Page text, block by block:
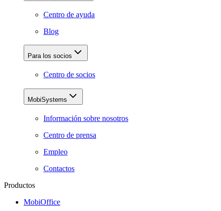
Centro de ayuda
Blog
Para los socios
Centro de socios
MobiSystems
Información sobre nosotros
Centro de prensa
Empleo
Contactos
Productos
MobiOffice